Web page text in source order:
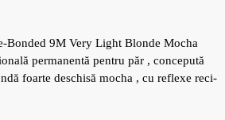
Bonded 9M Very Light Blonde Mocha
permanentă pentru păr , concepută
foarte deschisă mocha , cu reflexe reci-